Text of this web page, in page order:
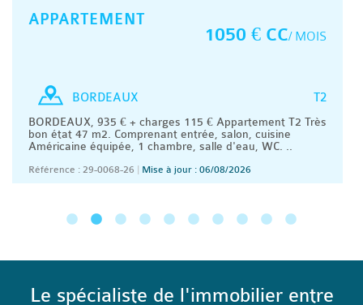
APPARTEMENT
1050 € CC/ MOIS
T2
BORDEAUX
BORDEAUX, 935 € + charges 115 € Appartement T2 Très
bon état 47 m2. Comprenant entrée, salon, cuisine
Américaine équipée, 1 chambre, salle d'eau, WC. ..
Référence : 29-0068-26 Mise à jour : 06/08/2026
Le spécialiste de l'immobilier entre